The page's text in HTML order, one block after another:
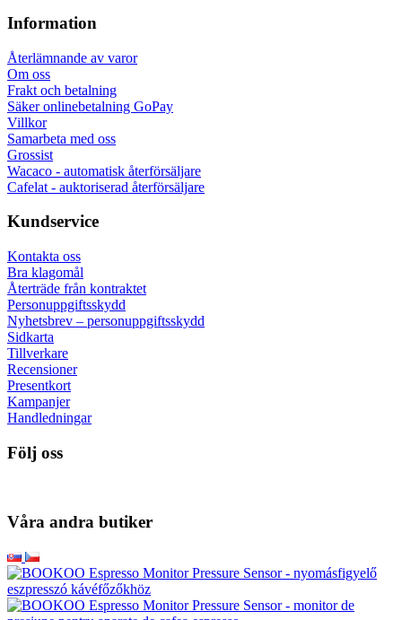
Information
Återlämnande av varor
Om oss
Frakt och betalning
Säker onlinebetalning GoPay
Villkor
Samarbeta med oss
Grossist
Wacaco - automatisk återförsäljare
Cafelat - auktoriserad återförsäljare
Kundservice
Kontakta oss
Bra klagomål
Återträde från kontraktet
Personuppgiftsskydd
Nyhetsbrev – personuppgiftsskydd
Sidkarta
Tillverkare
Recensioner
Presentkort
Kampanjer
Handledningar
Följ oss
Våra andra butiker